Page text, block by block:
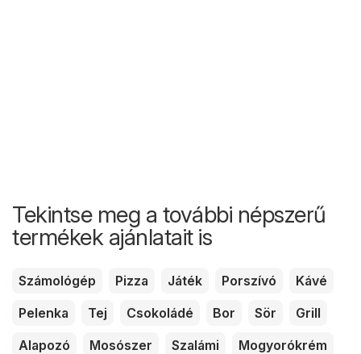
Tekintse meg a további népszerű
termékek ajánlatait is
Számológép Pizza Játék Porszívó
Kávé
Pelenka
Tej Csokoládé Bor Sör
Grill
Alapozó
Mosószer Szalámi
Mogyorókrém